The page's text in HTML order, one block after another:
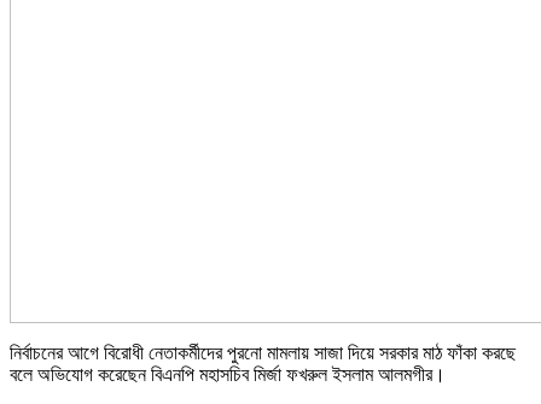
নির্বাচনের আগে বিরোধী নেতাকর্মীদের পুরনো মামলায় সাজা দিয়ে সরকার মাঠ ফাঁকা করছে
বলে অভিযোগ করেছেন বিএনপি মহাসচিব মির্জা ফখরুল ইসলাম আলমগীর।